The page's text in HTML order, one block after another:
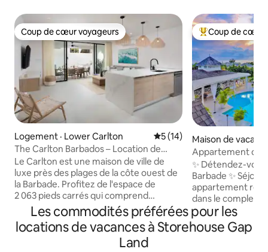
Coup de cœur voyageurs
Coup de cœur voyageurs
Logement · Lower Carlton Note moyenne de 5 sur 5,
5 (14)
The Carlton Barbados – Location de
maison de ville de luxe
Le Carlton est une maison de ville de
luxe près des plages de la côte ouest de
la Barbade. Profitez de l'espace de
2 063 pieds carrés qui comprend
3 chambres, 3 salles de bain, une piscine
de plongée, un bain à remous extérieur
et un accès facile aux restaurants, aux
boutiques et à la vie nocturne de
Coup de cœur
Coup de cœur
Maison de
ndfast
Appartement
chambres 2 salles
✨ Détendez-
Barbade ✨
appartement
dans le complexe
Resort, une
perchée sur une
mer depuis le
Les commodités préférées pour les
locations de vacances à Storehouse Gap
Land